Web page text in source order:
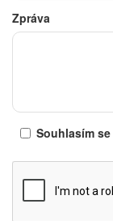
Zpráva
Souhlasím se